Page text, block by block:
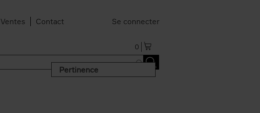
Ventes Contact Se connecter
0
Pertinence